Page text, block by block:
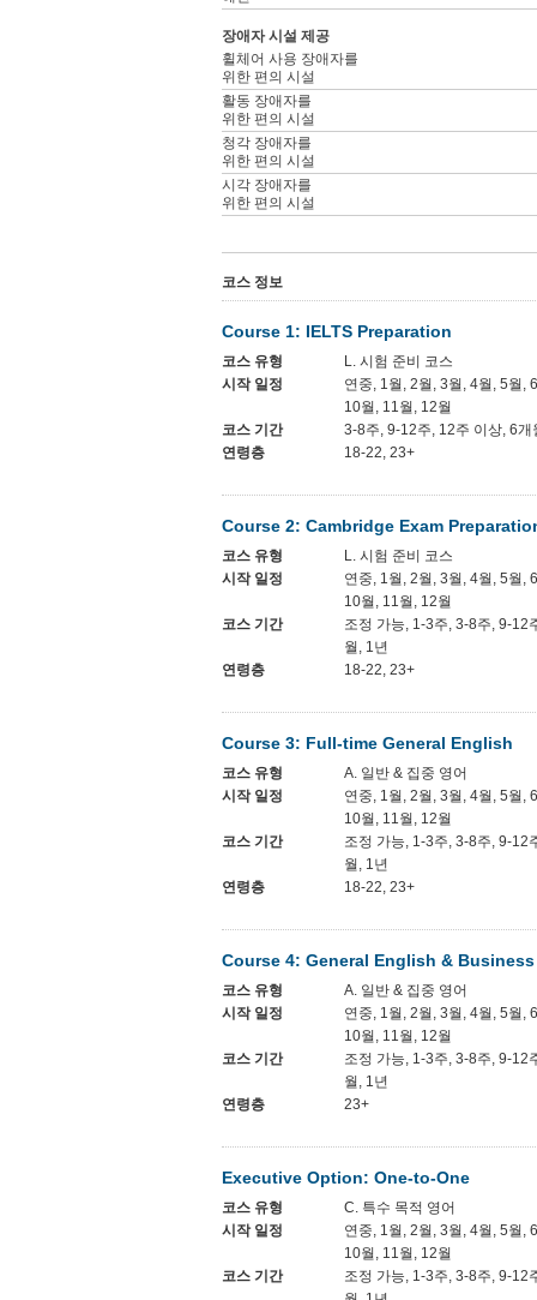
장애자 시설 제공
휠체어 사용 장애자를
위한 편의 시설
활동 장애자를
위한 편의 시설
청각 장애자를
위한 편의 시설
시각 장애자를
위한 편의 시설
코스 정보
Course 1: IELTS Preparation
코스 유형
L. 시험 준비 코스
시작 일정
연중, 1월, 2월, 3월, 4월, 5월,
10월, 11월, 12월
코스 기간
3-8주, 9-12주, 12주 이상, 6개
연령층
18-22, 23+
Course 2: Cambridge Exam
코스 유형
L. 시험 준비 코스
시작 일정
연중, 1월, 2월, 3월, 4월, 5월,
10월, 11월, 12월
코스 기간
조정 가능, 1-3주, 3-8주, 9-12
월, 1년
연령층
18-22, 23+
Course 3: Full-time General English
코스 유형
A. 일반 & 집중 영어
시작 일정
연중, 1월, 2월, 3월, 4월, 5월,
10월, 11월, 12월
코스 기간
조정 가능, 1-3주, 3-8주, 9-12
월, 1년
연령층
18-22, 23+
Course 4: General English &
코스 유형
A. 일반 & 집중 영어
시작 일정
연중, 1월, 2월, 3월, 4월, 5월,
10월, 11월, 12월
코스 기간
조정 가능, 1-3주, 3-8주, 9-12
월, 1년
연령층
23+
Executive Option: One-to-One
코스 유형
C. 특수 목적 영어
시작 일정
연중, 1월, 2월, 3월, 4월, 5월,
10월, 11월, 12월
코스 기간
조정 가능, 1-3주, 3-8주, 9-12